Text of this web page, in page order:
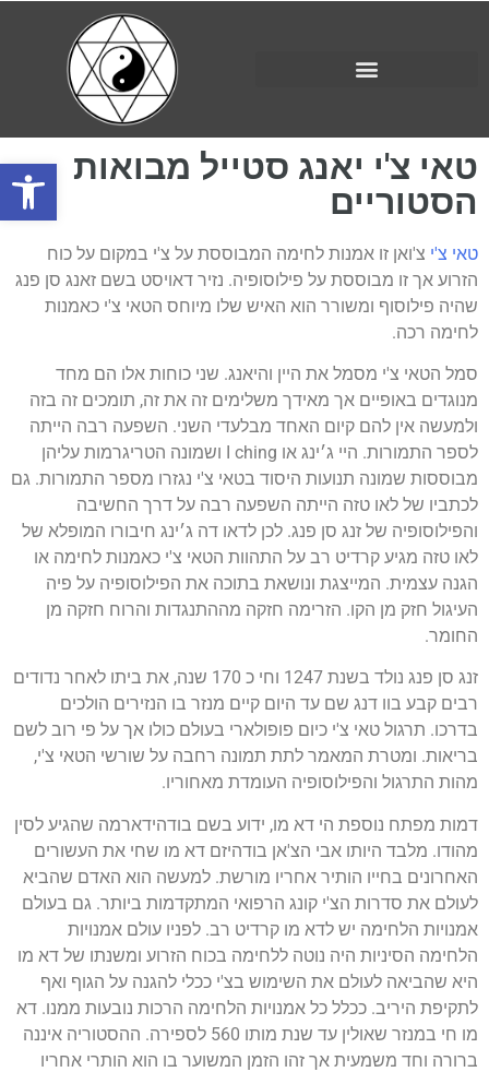
טאי צ'י יאנג סטייל מבואות
הסטוריים
טאי צ'י צ'ואן זו אמנות לחימה המבוססת על צ'י במקום על כוח
הזרוע אך זו מבוססת על פילוסופיה. נזיר דאויסט בשם זאנג סן פנג
שהיה פילוסוף ומשורר הוא האיש שלו מיוחס הטאי צ'י כאמנות
לחימה רכה.
סמל הטאי צ'י מסמל את היין והיאנג. שני כוחות אלו הם מחד
מנוגדים באופיים אך מאידך משלימים זה את זה, תומכים זה בזה
ולמעשה אין להם קיום האחד מבלעדי השני. השפעה רבה הייתה
לספר התמורות. היי ג׳ינג או I ching ושמונה הטריגרמות עליהן
מבוססות שמונה תנועות היסוד בטאי צ'י נגזרו מספר התמורות. גם
לכתביו של לאו טזה הייתה השפעה רבה על דרך החשיבה
והפילוסופיה של זנג סן פנג. לכן לדאו דה ג׳ינג חיבורו המופלא של
לאו טזה מגיע קרדיט רב על התהוות הטאי צ'י כאמנות לחימה או
הגנה עצמית. המייצגת ונושאת בתוכה את הפילוסופיה על פיה
העיגול חזק מן הקו. הזרימה חזקה מההתנגדות והרוח חזקה מן
החומר.
זנג סן פנג נולד בשנת 1247 וחי כ 170 שנה, את ביתו לאחר נדודים
רבים קבע בוו דנג שם עד היום קיים מנזר בו הנזירים הולכים
בדרכו. תרגול טאי צ'י כיום פופולארי בעולם כולו אך על פי רוב לשם
בריאות. ומטרת המאמר לתת תמונה רחבה על שורשי הטאי צ'י,
מהות התרגול והפילוסופיה העומדת מאחוריו.
דמות מפתח נוספת הי דא מו, ידוע בשם בודהידארמה שהגיע לסין
מהודו. מלבד היותו אבי הצ'אן בודהיזם דא מו שחי את העשורים
האחרונים בחייו הותיר אחריו מורשת. למעשה הוא האדם שהביא
לעולם את סדרות הצ'י קונג הרפואי המתקדמות ביותר. גם בעולם
אמנויות הלחימה יש לדא מו קרדיט רב. לפניו עולם אמנויות
הלחימה הסיניות היה נוטה ללחימה בכוח הזרוע ומשנתו של דא מו
היא שהביאה לעולם את השימוש בצ'י ככלי להגנה על הגוף ואף
לתקיפת היריב. ככלל כל אמנויות הלחימה הרכות נובעות ממנו. דא
מו חי במנזר שאולין עד שנת מותו 560 לספירה. ההסטוריה איננה
ברורה וחד משמעית אך זהו הזמן המשוער בו הוא הותרי אחריו
פתח